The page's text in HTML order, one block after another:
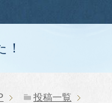
投稿一覧